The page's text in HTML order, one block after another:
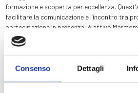
Consenso Dettagli
formazione e scoperta per eccellenza.
facilitare la comunicazione e l’incontro tra
partecipazione in presenza, è attivo
mondiale che riunisce la community del
accesso per tutte le iniziative della Fiera.
Per iltuo soggiorno in sicurezzadurante i